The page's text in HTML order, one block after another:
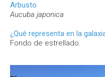
Arbusto
Aucuba japonica
¿Qué representa en la
Fondo de estrellado.